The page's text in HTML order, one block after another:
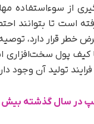
از سوءاستفاده
گرفته است تا
خطر قرار دارد،
کیف پول
تولید آن وجود
گذشته بیش از ۱ میلیارد دلار درآمد از رمزارزها